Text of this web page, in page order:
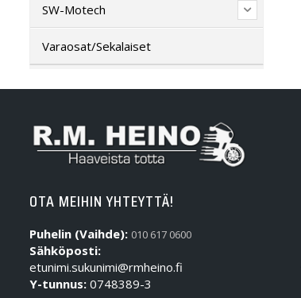
SW-Motech
Varaosat/Sekalaiset
OTA MEIHIN YHTEYTTÄ!
Puhelin (Vaihde): 010 617 0600
Sähköposti:
etunimi.sukunimi@rmheino.fi
Y-tunnus: 0748389-3